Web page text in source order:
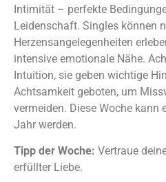
Intimität – perfekte
Leidenschaft. Singles können
Herzensangelegenheiten
intensive emotionale Nähe.
Intuition, sie geben wichtige
Achtsamkeit geboten, um
vermeiden. Diese Woche kann
Jahr werden.
Tipp der Woche: Vertraue
erfüllter Liebe.